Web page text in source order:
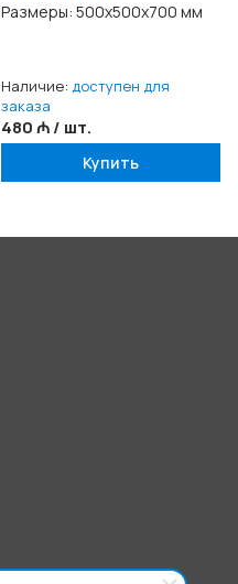
Размеры: 500x500x700 мм
Наличие: доступен для
заказа
480 ₼ / шт.
Купить